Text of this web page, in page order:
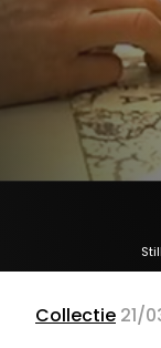
Collectie 21/